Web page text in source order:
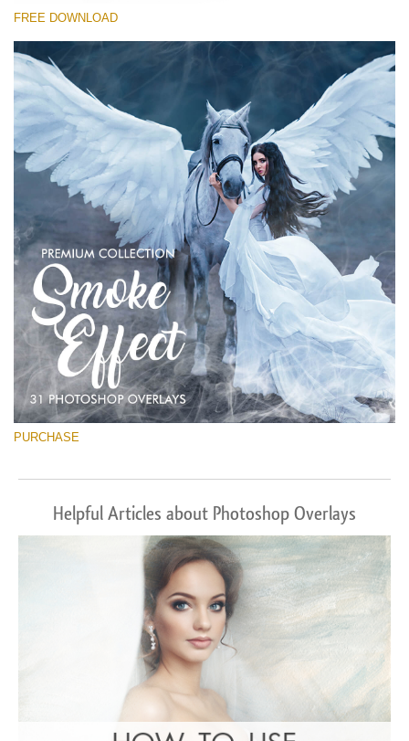
FREE DOWNLOAD
PURCHASE
Helpful Articles about Photoshop Overlays